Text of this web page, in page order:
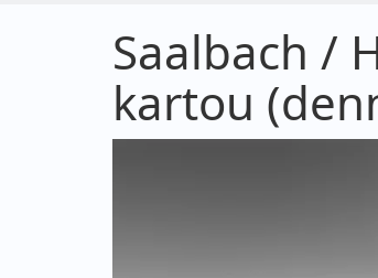
Saalbach /
kartou